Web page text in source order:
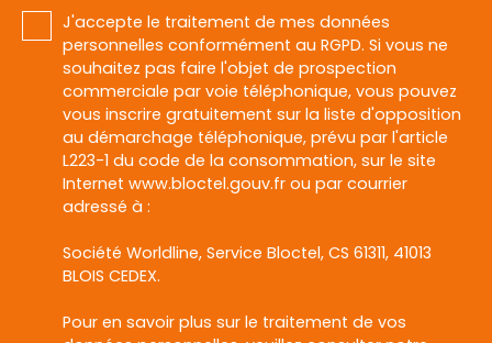
J'accepte le traitement de mes données
personnelles conformément au RGPD. Si vous ne
souhaitez pas faire l'objet de prospection
commerciale par voie téléphonique, vous pouvez
vous inscrire gratuitement sur la liste d'opposition
au démarchage téléphonique, prévu par l'article
L223-1 du code de la consommation, sur le site
Internet www.bloctel.gouv.fr ou par courrier
adressé à :
Société Worldline, Service Bloctel, CS 61311, 41013
BLOIS CEDEX.
Pour en savoir plus sur le traitement de vos